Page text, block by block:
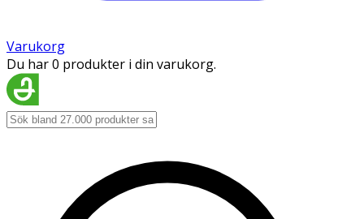
Varukorg
Du har 0 produkter i din varukorg.